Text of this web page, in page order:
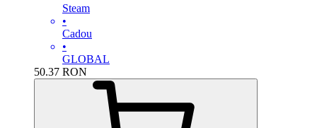
Steam
•
Cadou
•
GLOBAL
50.37 RON